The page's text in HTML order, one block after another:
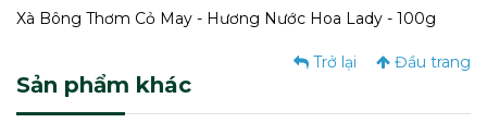
Xà Bông Thơm Cỏ May - Hương Nước Hoa Lady - 100g
Trở lại Đầu trang
Sản phẩm khác